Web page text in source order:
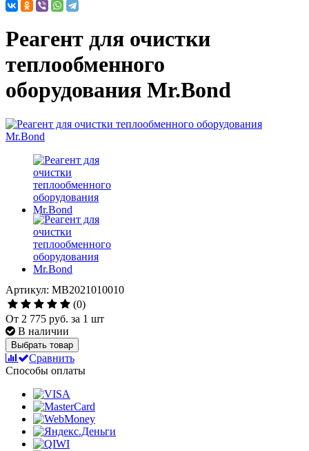
Реагент для очистки
теплообменного
оборудования Mr.Bond
Артикул: MB2021010010
(0)
От 2 775 руб. за 1 шт
В наличии
Выбрать товар
Сравнить
Способы оплаты